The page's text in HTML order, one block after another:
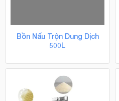
Bồn Nấu Trộn Dung Dịch
500L